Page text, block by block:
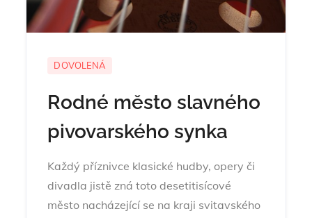
DOVOLENÁ
Rodné město slavného
pivovarského synka
Každý příznivce klasické hudby, opery či
divadla jistě zná toto desetitisícové
město nacházející se na kraji svitavského